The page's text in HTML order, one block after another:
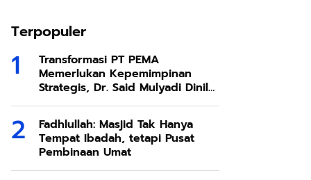
Terpopuler
Transformasi PT PEMA
Memerlukan Kepemimpinan
Strategis, Dr. Said Mulyadi Dinilai
Memenuhi Kriteria
Fadhlullah: Masjid Tak Hanya
Tempat Ibadah, tetapi Pusat
Pembinaan Umat